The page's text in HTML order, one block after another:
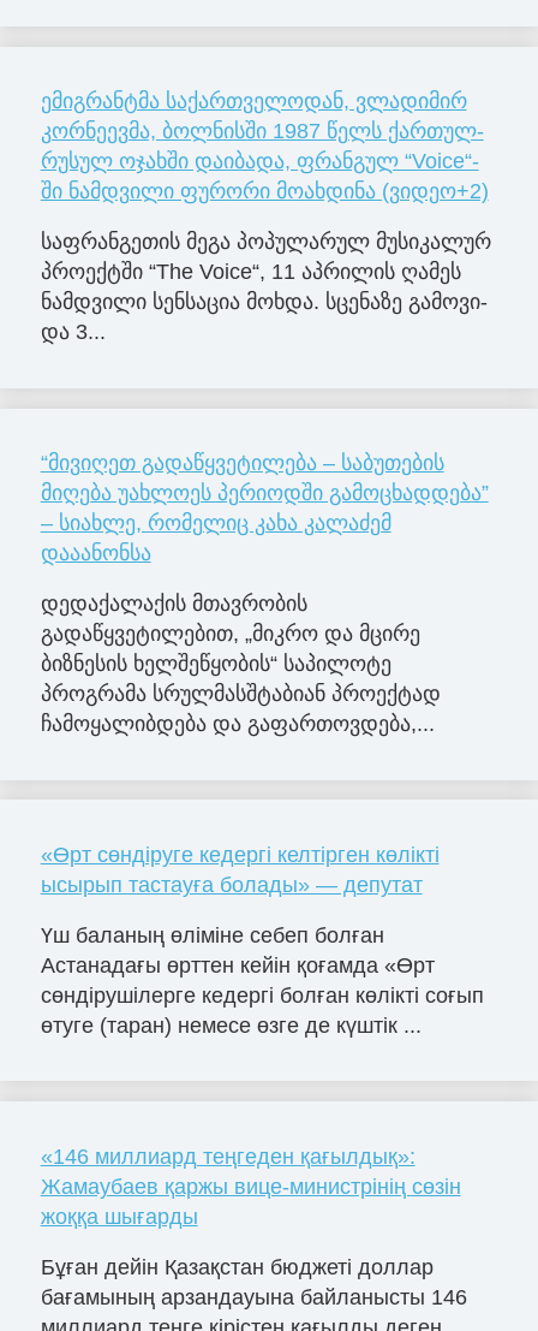
ემიგრანტმა საქართველოდან, ვლა­დი­მირ
კორ­ნე­ევმა, ბოლ­ნის­ში 1987 წელს ქარ­თულ-
რუ­სულ ოჯახ­ში და­ი­ბა­და, ფრანგულ “Voice“-
ში ნამდვილი ფურორი მოახდინა (ვიდეო+2)
საფ­რან­გე­თის მეგა პო­პუ­ლა­რულ მუ­სი­კა­ლურ
პრო­ექ­ტში “The Voice“, 11 აპ­რი­ლის ღა­მეს
ნამ­დვი­ლი სენ­სა­ცია მოხ­და. სცე­ნა­ზე გა­მო­ვი­
და 3...
“მივიღეთ გადაწყვეტილება – საბუთების
მიღება უახლოეს პერიოდში გამოცხადდება”
– სიახლე, რომელიც კახა კალაძემ
დააანონსა
დედაქალაქის მთავრობის
გადაწყვეტილებით, „მიკრო და მცირე
ბიზნესის ხელშეწყობის“ საპილოტე
პროგრამა სრულმასშტაბიან პროექტად
ჩამოყალიბდება და გაფართოვდება,...
«Өрт сөндіруге кедергі келтірген көлікті
ысырып тастауға болады» — депутат
Үш баланың өліміне себеп болған
Астанадағы өрттен кейін қоғамда «Өрт
сөндірушілерге кедергі болған көлікті соғып
өтуге (таран) немесе өзге де күштік ...
«146 миллиард теңгеден қағылдық»:
Жамаубаев қаржы вице-министрінің сөзін
жоққа шығарды
Бұған дейін Қазақстан бюджеті доллар
бағамының арзандауына байланысты 146